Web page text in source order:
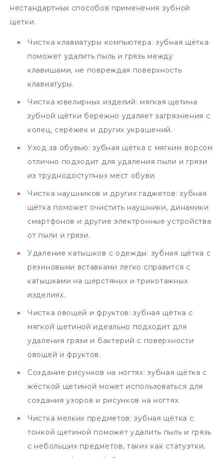
нестандартных способов применения зубной
щетки.
Чистка клавиатуры компьютера: зубная щётка
поможет удалить пыль и грязь между
клавишами, не повреждая поверхность
клавиатуры.
Чистка ювелирных изделий: мягкая щетина
зубной щётки бережно удаляет загрязнения с
колец, серёжек и других украшений.
Уход за обувью: зубная щётка с мягким ворсом
отлично подходит для удаления пыли и грязи
из труднодоступных мест обуви.
Чистка наушников и других гаджетов: зубная
щётка поможет очистить наушники, динамики
смартфонов и другие электронные устройства
от пыли и грязи.
Удаление катышков с одежды: зубная щётка с
резиновыми вставками легко справится с
катышками на шерстяных и трикотажных
изделиях.
Чистка овощей и фруктов: зубная щётка с
мягкой щетиной идеально подходит для
удаления грязи и бактерий с поверхности
овощей и фруктов.
Создание рисунков на ногтях: зубная щётка с
жёсткой щетиной может использоваться для
создания узоров и рисунков на ногтях.
Чистка мелких предметов: зубная щётка с
тонкой щетиной поможет удалить пыль и грязь
с небольших предметов, таких как статуэтки,